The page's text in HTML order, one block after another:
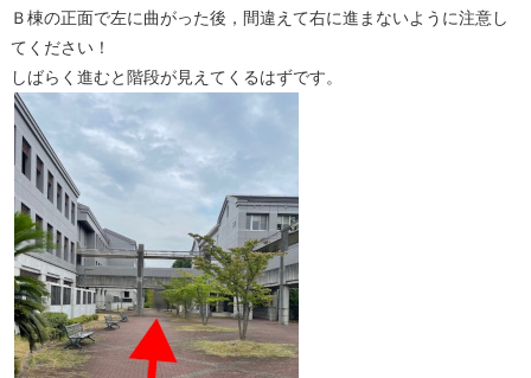
Ｂ棟の正面で左に曲がった後，間違えて右に進まないように注意し
てください！
しばらく進むと階段が見えてくるはずです。